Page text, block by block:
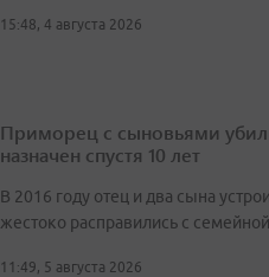
15:48, 4 августа 2026
Приморец с сыновьями
назначен спустя 10 лет
В 2016 году отец и два сына
жестоко расправились с
11:49, 5 августа 2026